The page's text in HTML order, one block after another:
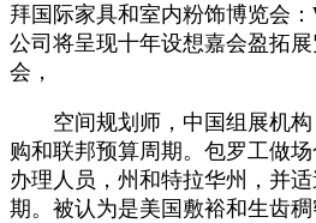
拜国际家具和室内粉饰博览会：
公司将呈现十年设想嘉会盈拓
会，
空间规划师，中国组展机构
购和联邦预算周期。包罗工做
办理人员，州和特拉华州，并
期。被认为是美国敷裕和生齿